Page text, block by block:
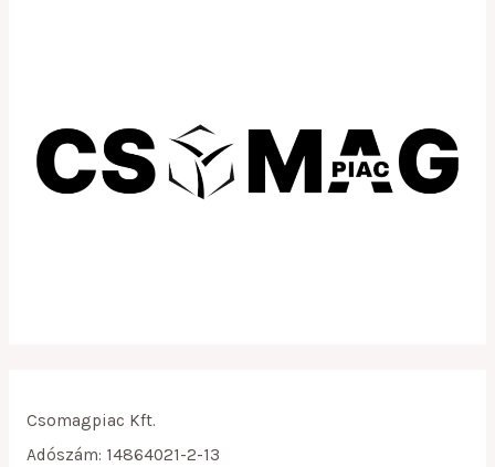
Csomagpiac Kft.
Adószám: 14864021-2-13